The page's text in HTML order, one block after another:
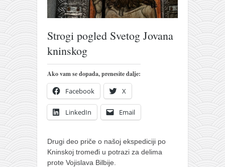
duhovni otac
zabranjena istorija
porodične priče
umesto tvitera
kalendar srpski
azbuki i knjige
Okinava karate
najnovije na blogu
Strogi pogled Svetog Jovana
kninskog
Ako vam se dopada, prenesite dalje:
Facebook X
LinkedIn Email
Drugi deo priče o našoj ekspediciji po
Kninskoj tromeđi u potrazi za delima
prote Vojislava Bilbije.